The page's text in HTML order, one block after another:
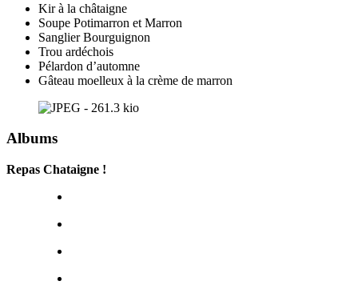
Kir à la châtaigne
Soupe Potimarron et Marron
Sanglier Bourguignon
Trou ardéchois
Pélardon d’automne
Gâteau moelleux à la crème de marron
Albums
Repas Chataigne !